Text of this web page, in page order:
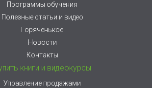
Программы обучения
Полезные статьи и видео
Горяченькое
Новости
Контакты
книги и видеокурсы
Управление продажами